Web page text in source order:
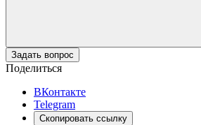
Задать вопрос
Поделиться
ВКонтакте
Telegram
Скопировать ссылку